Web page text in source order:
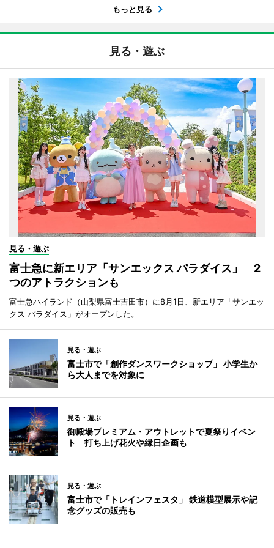
もっと見る
見る・遊ぶ
見る・遊ぶ
富士急に新エリア「サンエックス パラダイス」 2
つのアトラクションも
富士急ハイランド（山梨県富士吉田市）に8月1日、新エリア「サンエッ
クス パラダイス」がオープンした。
見る・遊ぶ
富士市で「創作ダンスワークショップ」 小学生か
ら大人までを対象に
見る・遊ぶ
御殿場プレミアム・アウトレットで夏祭りイベン
ト 打ち上げ花火や縁日企画も
見る・遊ぶ
富士市で「トレインフェスタ」 鉄道模型展示や記
念グッズの販売も